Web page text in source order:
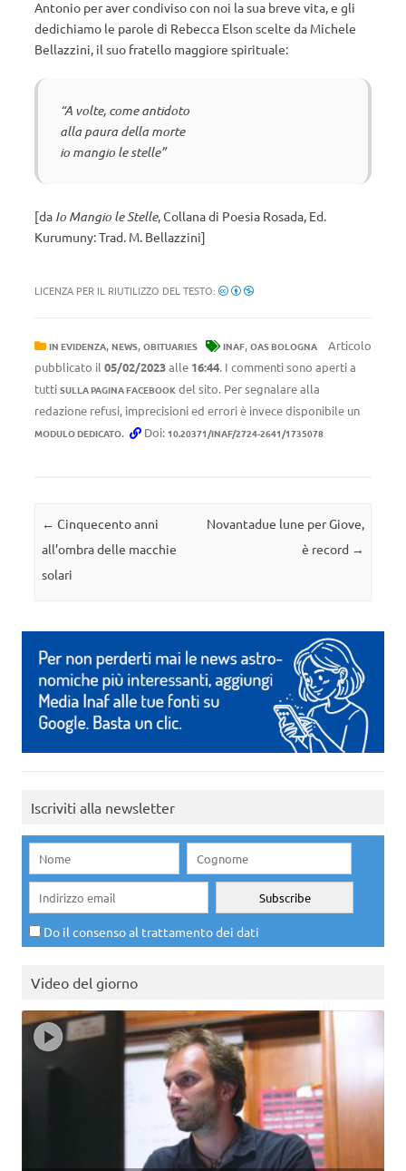
Antonio per aver condiviso con noi la sua breve vita, e gli
dedichiamo le parole di Rebecca Elson scelte da Michele
Bellazzini, il suo fratello maggiore spirituale:
“A volte, come antidoto
alla paura della morte
io mangio le stelle”
[da Io Mangio le Stelle, Collana di Poesia Rosada, Ed.
Kurumuny: Trad. M. Bellazzini]
LICENZA PER IL RIUTILIZZO DEL TESTO:
IN EVIDENZA, NEWS, OBITUARIES INAF, OAS BOLOGNA
Articolo
pubblicato il 05/02/2023alle 16:44. I commenti sono aperti a
tutti SULLA PAGINA FACEBOOK del sito. Per segnalare alla
redazione refusi, imprecisioni ed errori è invece disponibile un
MODULO DEDICATO. Doi: 10.20371/INAF/2724-2641/1735078
Navigazione articolo
← Cinquecento anni
all’ombra delle macchie
solari
Novantadue lune per Giove,
è record →
Iscriviti alla newsletter
Do il consenso al trattamento dei dati
Video del giorno